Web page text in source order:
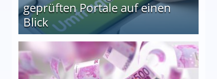
geprüften Portale auf einen
Blick
auf einen Blick